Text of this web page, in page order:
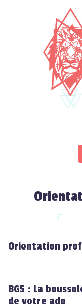
Orientation
BG5 : La
de votre ado